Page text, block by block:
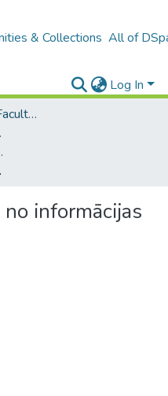
& Collections All of
Log In
B4 – LU fakultātes / Faculties of the UL
works
theses
informācijas